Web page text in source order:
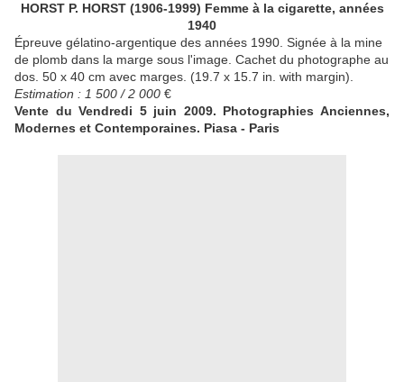
HORST P. HORST (1906-1999) Femme à la cigarette, années
1940
Épreuve gélatino-argentique des années 1990. Signée à la mine
de plomb dans la marge sous l'image. Cachet du photographe au
dos. 50 x 40 cm avec marges. (19.7 x 15.7 in. with margin).
Estimation : 1 500 / 2 000 €
Vente du Vendredi 5 juin 2009. Photographies Anciennes,
Modernes et Contemporaines. Piasa - Paris